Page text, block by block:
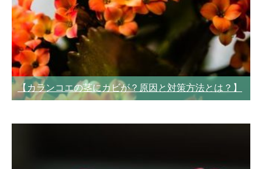
【カランコエの茎にカビが？原因と対策方法とは？】